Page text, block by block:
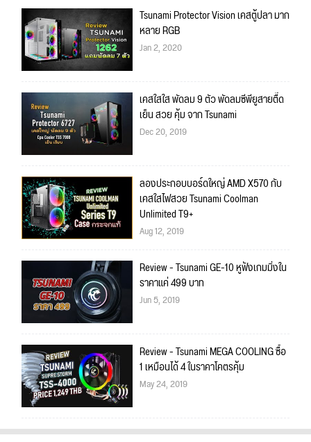
Tsunami Protector Vision เคสตู้ปลา มาก
หลาย RGB
Jan 2, 2020
เคสใสใส พัดลม 9 ตัว พัดลมซีพียูสายตื๊ด
เย็น สวย คุ้ม จาก Tsunami
Dec 20, 2019
ลองประกอบบอร์ดใหญ่ AMD X570 กับ
เคสใสไฟสวย Tsunami Coolman
Unlimited T9+
Aug 12, 2019
Review - Tsunami GE-10 หูฟังเกมมิ่งใน
ราคาแค่ 499 บาท
Jun 5, 2019
Review - Tsunami MEGA COOLING ซื้อ
1 เหมือนได้ 4 ในราคาโคตรคุ้ม
May 24, 2019